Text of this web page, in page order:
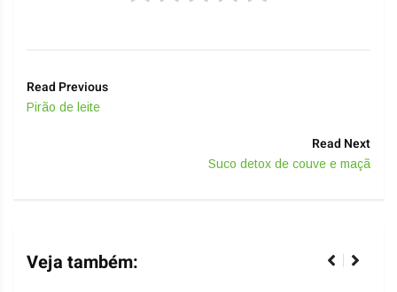
Read Previous
Pirão de leite
Read Next
Suco detox de couve e maçã
Veja também: